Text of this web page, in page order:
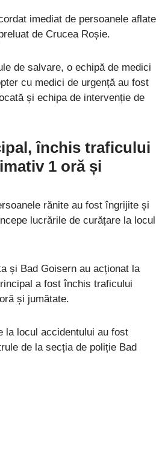
imediat de persoanele aflate
de Crucea Roșie.
de salvare, o echipă de medici
cu medici de urgență au fost
și echipa de intervenție de
închis traficului
1 oră și
rănite au fost îngrijite și
lucrările de curățare la locul
și Bad Goisern au acționat la
a fost închis traficului
și jumătate.
la locul accidentului au fost
de la secția de poliție Bad